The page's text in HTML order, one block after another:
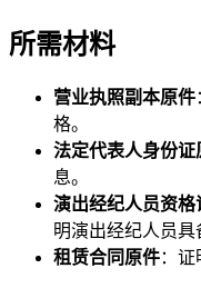
所需材料
营业执照副本原件
格。
法定代表人身份证
息。
演出经纪人员资
明演出经纪人员具
租赁合同原件：证